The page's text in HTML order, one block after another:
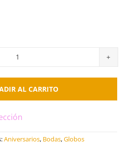
globo
II
AL CARRITO
Aniversarios, Bodas,Globos